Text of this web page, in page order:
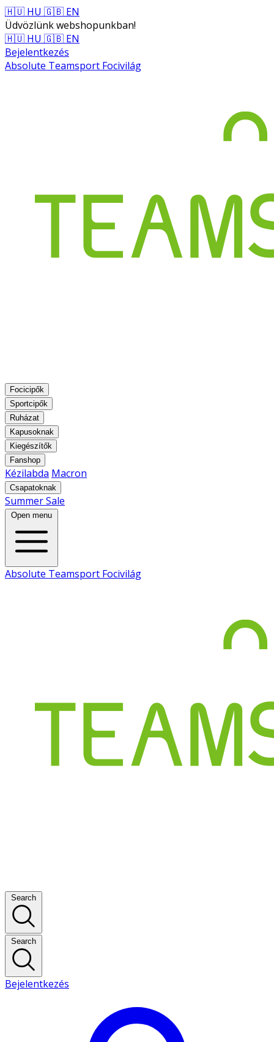
🇭🇺 HU 🇬🇧 EN
Üdvözlünk webshopunkban!
🇭🇺 HU 🇬🇧 EN
Bejelentkezés
Absolute Teamsport Focivilág
Focicipők
Sportcipők
Ruházat
Kapusoknak
Kiegészítők
Fanshop
Kézilabda Macron
Csapatoknak
Summer Sale
Open menu
Absolute Teamsport Focivilág
Search
Search
Bejelentkezés